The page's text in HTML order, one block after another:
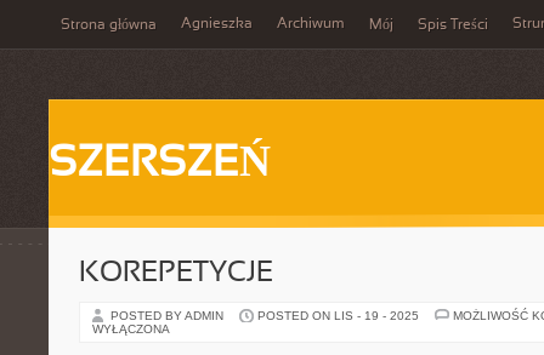
Strona główna Agnieszka Archiwum Mój Spis Treści
SZERSZEŃ
KOREPETYCJE
POSTED BY ADMIN POSTED ON LIS - 19 - 2025
MOŻLIWOŚĆ
WYŁĄCZONA